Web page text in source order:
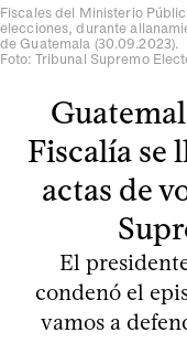
Fiscales del Ministerio
elecciones, durante
de Guatemala (30.09.2023).
Foto: Tribunal Supremo
Fiscalía se
actas de
El
condenó el
vamos a